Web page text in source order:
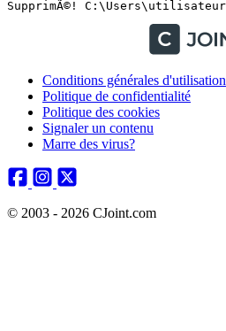
Conditions générales d'utilisation
Politique de confidentialité
Politique des cookies
Signaler un contenu
Marre des virus?
© 2003 - 2026 CJoint.com